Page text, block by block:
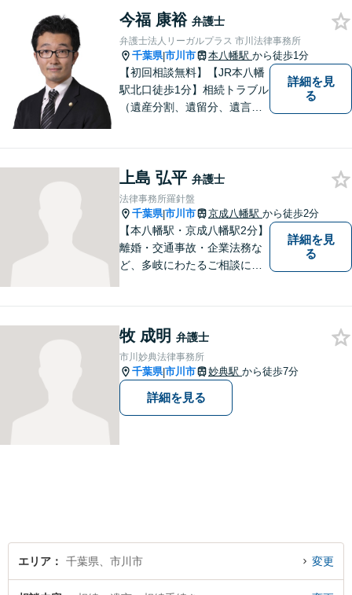
今福 康裕 弁護士
弁護士法人リーガルプラス 市川法律事務所
千葉県|市川市 本八幡駅 から徒歩1分
【初回相談無料】【JR本八幡
駅北口徒歩1分】相続トラブル
（遺産分割、遺留分、遺言争
す。
詳細を見
る
上島 弘平 弁護士
法律事務所羅針盤
千葉県|市川市 京成八幡駅 から徒歩2分
【本八幡駅・京成八幡駅2分】
離婚・交通事故・企業法務な
ど、多岐にわたるご相談に対
し、納得いただける解決へと
尽力いたします。ぜひお気軽
にご相談ください。【完全個
室対応】
詳細を見
る
牧 成明 弁護士
市川妙典法律事務所
千葉県|市川市 妙典駅 から徒歩7分
詳細を見る
エリア 千葉県、市川市 変更